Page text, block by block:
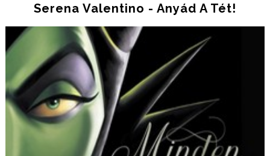
Serena Valentino - Anyád A Tét!